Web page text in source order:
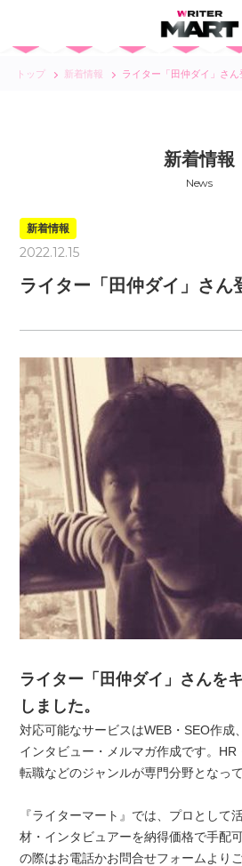
トップ 新着情報 ライター「田仲ダイ」さ
新着情報
News
新着情報
2022.12.15
ライター「田仲ダイ」さん
ライター「田仲ダイ」さんを
しました。
対応可能なサービスはWEB・SEO作成
インタビュー・メルマガ作成です。HR
転職などのジャンルが専門分野となって
『ライターマート』では、プロとして
材・インタビュアーを納得価格で手配
の際はお電話かお問合せフォームより